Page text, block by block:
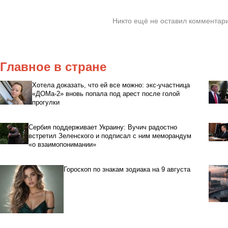
Никто ещё не оставил
Главное в стране
Хотела доказать, что ей все можно: экс-участница
«ДОМа-2» вновь попала под арест после голой
прогулки
Сербия поддерживает Украину: Вучич радостно
встретил Зеленского и подписал с ним меморандум
«о взаимопонимании»
Гороскоп по знакам зодиака на 9 августа